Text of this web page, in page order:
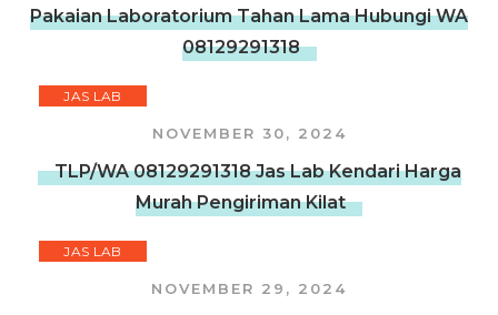
Pakaian Laboratorium Tahan Lama Hubungi WA
08129291318
JAS LAB
NOVEMBER 30, 2024
TLP/WA 08129291318 Jas Lab Kendari Harga
Murah Pengiriman Kilat
JAS LAB
NOVEMBER 29, 2024